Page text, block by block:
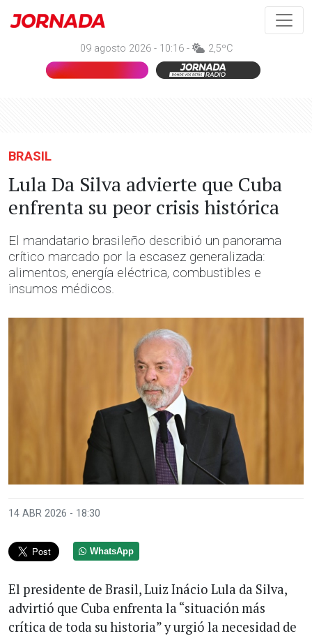
09 agosto 2026 - 10:16 - 2,5ºC
BRASIL
Lula Da Silva advierte que Cuba
enfrenta su peor crisis histórica
El mandatario brasileño describió un panorama
crítico marcado por la escasez generalizada:
alimentos, energía eléctrica, combustibles e
insumos médicos.
14 ABR 2026 - 18:30
WhatsApp
El presidente de Brasil, Luiz Inácio Lula da Silva,
advirtió que Cuba enfrenta la “situación más
crítica de toda su historia” y urgió la necesidad de